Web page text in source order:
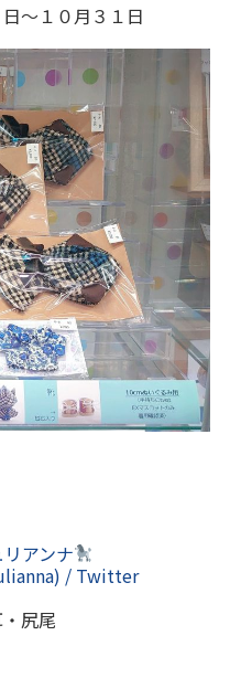
～１０月３１日
リアンナ
/ Twitter
尻尾